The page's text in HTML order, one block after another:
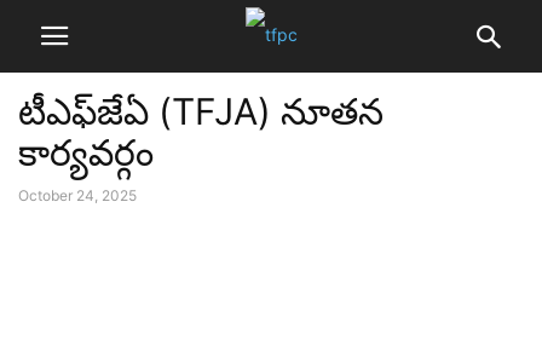
టీఎఫ్‌జేఏ (TFJA) నూతన
కార్యవర్గం
October 24, 2025